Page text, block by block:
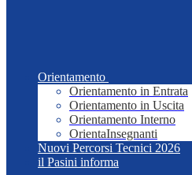
Orientamento
Orientamento in Entrata
Orientamento in Uscita
Orientamento Interno
OrientaInsegnanti
Nuovi Percorsi Tecnici 2026
il Pasini informa